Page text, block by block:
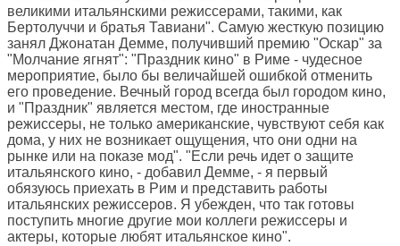
великими итальянскими режиссерами, такими, как
Бертолуччи и братья Тавиани". Самую жесткую позицию
занял Джонатан Демме, получивший премию "Оскар" за
"Молчание ягнят": "Праздник кино" в Риме - чудесное
мероприятие, было бы величайшей ошибкой отменить
его проведение. Вечный город всегда был городом кино,
и "Праздник" является местом, где иностранные
режиссеры, не только американские, чувствуют себя как
дома, у них не возникает ощущения, что они одни на
рынке или на показе мод". "Если речь идет о защите
итальянского кино, - добавил Демме, - я первый
обязуюсь приехать в Рим и представить работы
итальянских режиссеров. Я убежден, что так готовы
поступить многие другие мои коллеги режиссеры и
актеры, которые любят итальянское кино".